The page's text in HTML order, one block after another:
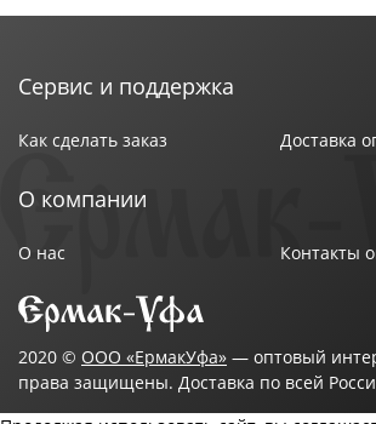
Сервис и поддержка
Как сделать заказ Доставка
О компании
О нас Контакты
2020 © ООО «ЕрмакУфа» — оптовый
права защищены. Доставка по всей